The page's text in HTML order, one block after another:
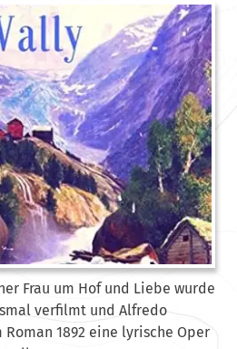
Frau um Hof und Liebe wurde
verfilmt und Alfredo
1892 eine lyrische Oper